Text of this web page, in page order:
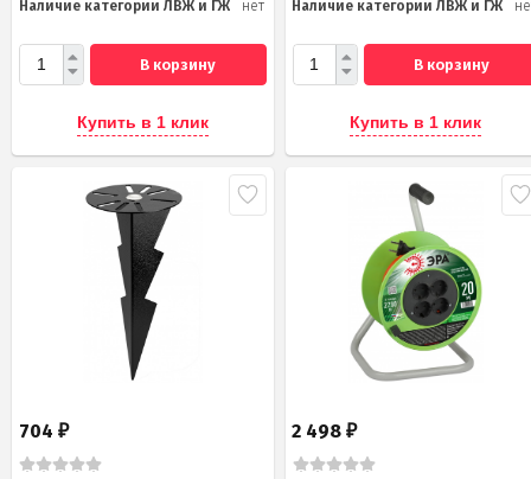
Наличие категории ЛВЖ и ГЖ
нет
В корзину
Купить в 1 клик
Наличие категории ЛВЖ и ГЖ
В корзину
Купить в 1 клик
704 ₽ 2 498₽